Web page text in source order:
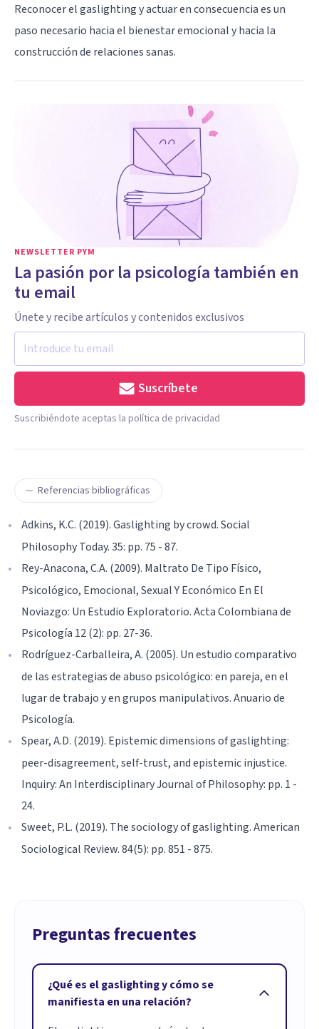
Reconocer el gaslighting y actuar en consecuencia es un
paso necesario hacia el bienestar emocional y hacia la
construcción de relaciones sanas.
NEWSLETTER PYM
La pasión por la psicología también en
tu email
Únete y recibe artículos y contenidos exclusivos
Suscríbete
Suscribiéndote aceptas la política de privacidad
Referencias bibliográficas
Adkins, K.C. (2019). Gaslighting by crowd. Social
Philosophy Today. 35: pp. 75 - 87.
Rey-Anacona, C.A. (2009). Maltrato De Tipo Físico,
Psicológico, Emocional, Sexual Y Económico En El
Noviazgo: Un Estudio Exploratorio. Acta Colombiana de
Psicología 12 (2): pp. 27-36.
Rodríguez-Carballeira, A. (2005). Un estudio comparativo
de las estrategias de abuso psicológico: en pareja, en el
lugar de trabajo y en grupos manipulativos. Anuario de
Psicología.
Spear, A.D. (2019). Epistemic dimensions of gaslighting:
peer-disagreement, self-trust, and epistemic injustice.
Inquiry: An Interdisciplinary Journal of Philosophy: pp. 1 -
24.
Sweet, P.L. (2019). The sociology of gaslighting. American
Sociological Review. 84(5): pp. 851 - 875.
Preguntas frecuentes
¿Qué es el gaslighting y cómo se
manifiesta en una relación?